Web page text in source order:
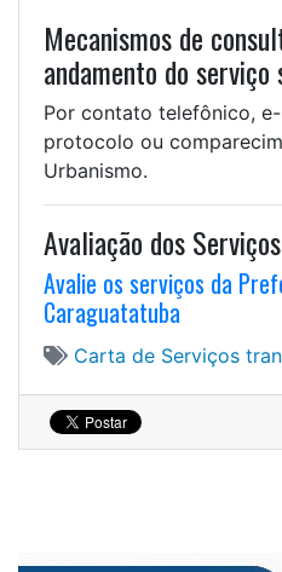
Mecanismos de
andamento do
Por contato telefônico,
protocolo ou
Urbanismo.
Avaliação dos Serviços
Avalie os serviços da
Caraguatatuba
Carta de Serviços